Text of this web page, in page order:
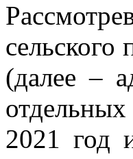
(далее –
2021 год